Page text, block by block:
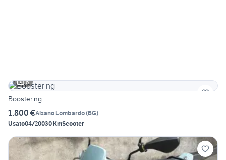
6
Booster ng
1.800 €Alzano Lombardo(BG)
Usato04/20030 KmScooter